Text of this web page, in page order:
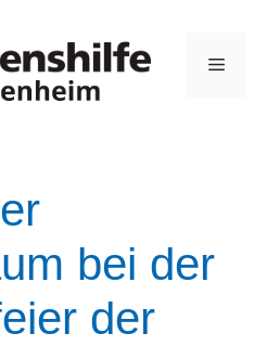
bei der
der